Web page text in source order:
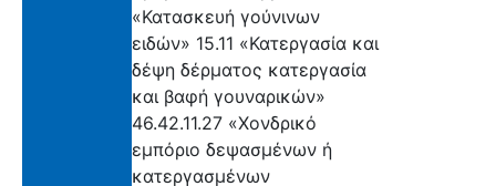
«Κατασκευή γούνινων
ειδών» 15.11 «Κατεργασία και
δέψη δέρματος κατεργασία
και βαφή γουναρικών»
46.42.11.27 «Χονδρικό
εμπόριο δεψασμένων ή
κατεργασμένων